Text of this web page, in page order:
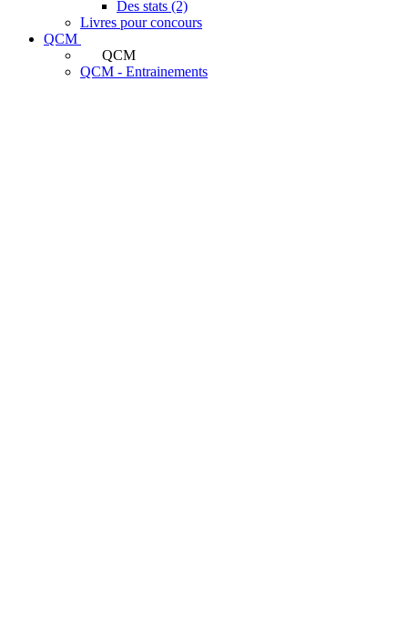
Des stats (2)
Livres pour concours
QCM
QCM
QCM - Entrainements